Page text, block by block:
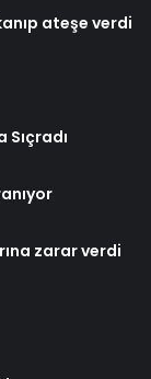
ateşe verdi
Sıçradı
zarar verdi